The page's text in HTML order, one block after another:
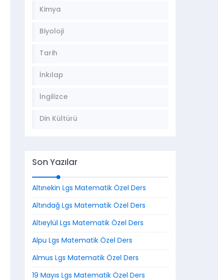
Kimya
Biyoloji
Tarih
İnkılap
İngilizce
Din Kültürü
Son Yazılar
Altınekin Lgs Matematik Özel Ders
Altındağ Lgs Matematik Özel Ders
Altıeylül Lgs Matematik Özel Ders
Alpu Lgs Matematik Özel Ders
Almus Lgs Matematik Özel Ders
19 Mayıs Lgs Matematik Özel Ders